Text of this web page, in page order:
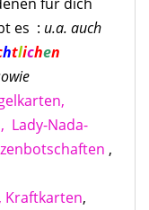
es : u.a. auch
htlichen
Lady-Nada-
,
Kraftkarten,